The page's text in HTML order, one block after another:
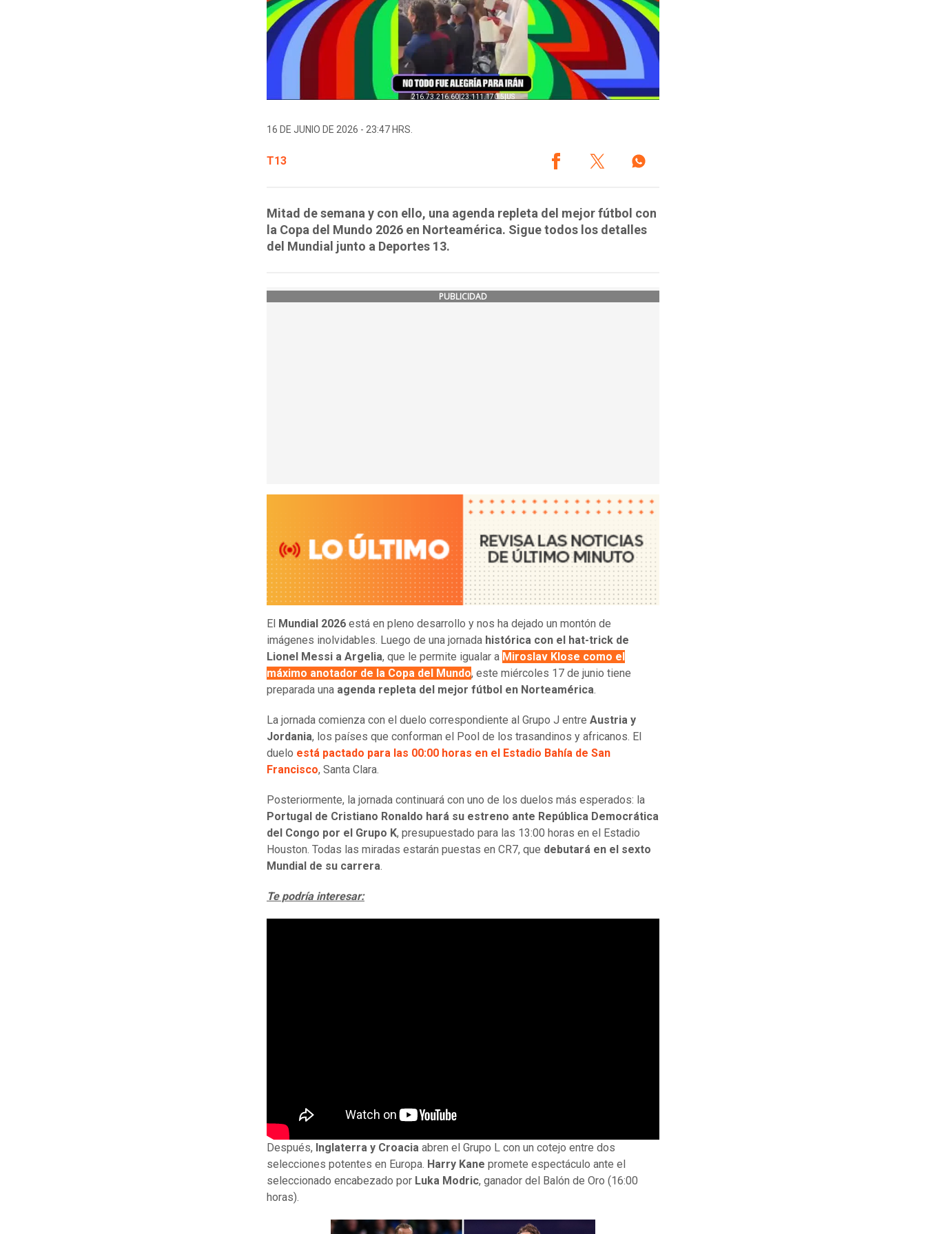
16 DE JUNIO DE 2026 - 23:47 HRS.
T13
Mitad de semana y con ello, una agenda repleta del mejor fútbol con
la Copa del Mundo 2026 en Norteamérica. Sigue todos los detalles
del Mundial junto a Deportes 13.
PUBLICIDAD
El Mundial 2026 está en pleno desarrollo y nos ha dejado un montón de
imágenes inolvidables. Luego de una jornada histórica con el hat-trick de
Lionel Messi a Argelia, que le permite igualar a Miroslav Klose como el
máximo anotador de la Copa del Mundo, este miércoles 17 de junio tiene
preparada una agenda repleta del mejor fútbol en Norteamérica.
La jornada comienza con el duelo correspondiente al Grupo J entre Austria y
Jordania, los países que conforman el Pool de los trasandinos y africanos. El
duelo está pactado para las 00:00 horas en el Estadio Bahía de San
Francisco, Santa Clara.
Posteriormente, la jornada continuará con uno de los duelos más esperados: la
Portugal de Cristiano Ronaldo hará su estreno ante República Democrática
del Congo por el Grupo K, presupuestado para las 13:00 horas en el Estadio
Houston. Todas las miradas estarán puestas en CR7, que debutará en el sexto
Mundial de su carrera.
Te podría interesar:
Después, Inglaterra y Croacia abren el Grupo L con un cotejo entre dos
selecciones potentes en Europa. Harry Kane promete espectáculo ante el
seleccionado encabezado por Luka Modric, ganador del Balón de Oro (16:00
horas).